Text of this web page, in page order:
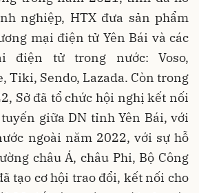
nghiệp, HTX đưa sản phẩm
mại điện tử Yên Bái và các
điện tử trong nước: Voso,
Tiki, Sendo, Lazada. Còn trong
Sở đã tổ chức hội nghị kết nối
giữa DN tỉnh Yên Bái, với
ngoài năm 2022, với sự hỗ
châu Á, châu Phi, Bộ Công
tạo cơ hội trao đổi, kết nối cho